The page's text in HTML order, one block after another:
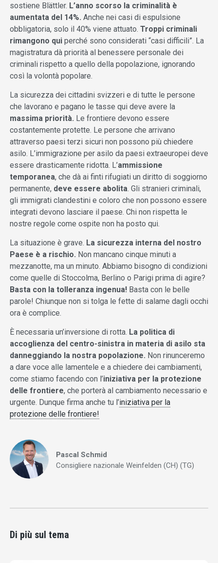
sostiene Blättler. L’anno scorso la criminalità è
aumentata del 14%. Anche nei casi di espulsione
obbligatoria, solo il 40% viene attuato. Troppi criminali
rimangono qui perché sono considerati “casi difficili”. La
magistratura dà priorità al benessere personale dei
criminali rispetto a quello della popolazione, ignorando
così la volontà popolare.
La sicurezza dei cittadini svizzeri e di tutte le persone
che lavorano e pagano le tasse qui deve avere la
massima priorità. Le frontiere devono essere
costantemente protette. Le persone che arrivano
attraverso paesi terzi sicuri non possono più chiedere
asilo. L’immigrazione per asilo da paesi extraeuropei deve
essere drasticamente ridotta. L’ammissione
temporanea, che dà ai finti rifugiati un diritto di soggiorno
permanente, deve essere abolita. Gli stranieri criminali,
gli immigrati clandestini e coloro che non possono essere
integrati devono lasciare il paese. Chi non rispetta le
nostre regole come ospite non ha posto qui.
La situazione è grave. La sicurezza interna del nostro
Paese è a rischio. Non mancano cinque minuti a
mezzanotte, ma un minuto. Abbiamo bisogno di condizioni
come quelle di Stoccolma, Berlino o Parigi prima di agire?
Basta con la tolleranza ingenua! Basta con le belle
parole! Chiunque non si tolga le fette di salame dagli occhi
ora è complice.
È necessaria un’inversione di rotta. La politica di
accoglienza del centro-sinistra in materia di asilo sta
danneggiando la nostra popolazione. Non rinunceremo
a dare voce alle lamentele e a chiedere dei cambiamenti,
come stiamo facendo con l’iniziativa per la protezione
delle frontiere, che porterà al cambiamento necessario e
urgente. Dunque firma anche tu l’iniziativa per la
protezione delle frontiere!
Pascal Schmid
Consigliere nazionale Weinfelden (CH) (TG)
Di più sul tema